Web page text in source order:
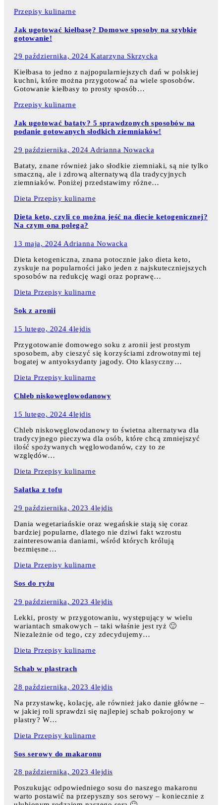
Przepisy kulinarne
Jak ugotować kiełbasę? Domowe sposoby na szybkie
gotowanie!
29 października, 2024 Katarzyna Skrzycka
Kiełbasa to jedno z najpopularniejszych dań w polskiej
kuchni, które można przygotować na wiele sposobów.
Gotowanie kiełbasy to prosty sposób…
Przepisy kulinarne
Jak ugotować bataty? 5 sprawdzonych sposobów na
podanie gotowanych słodkich ziemniaków!
29 października, 2024 Adrianna Nowacka
Bataty, znane również jako słodkie ziemniaki, są nie tylko
smaczną, ale i zdrową alternatywą dla tradycyjnych
ziemniaków. Poniżej przedstawimy różne…
Dieta Przepisy kulinarne
Dieta keto, czyli co można jeść na diecie ketogenicznej?
Na czym ona polega?
13 maja, 2024 Adrianna Nowacka
Dieta ketogeniczna, znana potocznie jako dieta keto,
zyskuje na popularności jako jeden z najskuteczniejszych
sposobów na redukcję wagi oraz poprawę…
Dieta Przepisy kulinarne
Sok z aronii
15 lutego, 2024 4lejdis
Przygotowanie domowego soku z aronii jest prostym
sposobem, aby cieszyć się korzyściami zdrowotnymi tej
bogatej w antyoksydanty jagody. Oto klasyczny…
Dieta Przepisy kulinarne
Chleb niskowęglowodanowy
15 lutego, 2024 4lejdis
Chleb niskowęglowodanowy to świetna alternatywa dla
tradycyjnego pieczywa dla osób, które chcą zmniejszyć
ilość spożywanych węglowodanów, czy to ze
względów…
Dieta Przepisy kulinarne
Sałatka z tofu
29 października, 2023 4lejdis
Dania wegetariańskie oraz wegańskie stają się coraz
bardziej popularne, dlatego nie dziwi fakt wzrostu
zainteresowania daniami, wśród których królują
bezmięsne…
Dieta Przepisy kulinarne
Sos do ryżu
29 października, 2023 4lejdis
Lekki, prosty w przygotowaniu, występujący w wielu
wariantach smakowych – taki właśnie jest ryż 🙂
Niezależnie od tego, czy zdecydujemy…
Dieta Przepisy kulinarne
Schab w plastrach
28 października, 2023 4lejdis
Na przystawkę, kolację, ale również jako danie główne –
w jakiej roli sprawdzi się najlepiej schab pokrojony w
plastry? W…
Dieta Przepisy kulinarne
Sos serowy do makaronu
28 października, 2023 4lejdis
Poszukując odpowiedniego sosu do naszego makaronu
warto postawić na przepyszny sos serowy – koniecznie z